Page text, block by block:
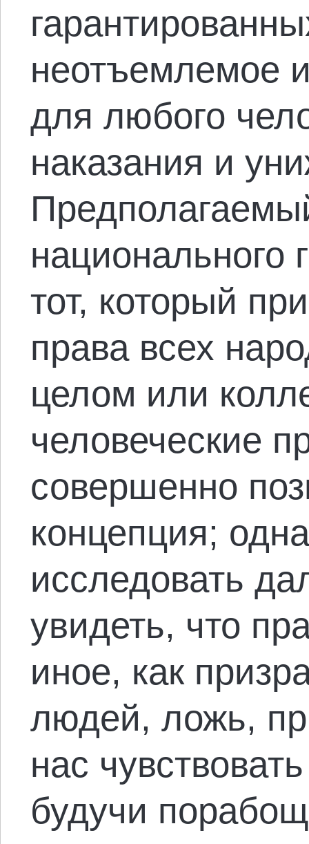
неотъемлемое
для любого
наказания и
национального
тот, который
права всех
целом или
человеческие
совершенно
концепция;
исследовать
увидеть, что
иное, как
людей, ложь,
нас
будучи